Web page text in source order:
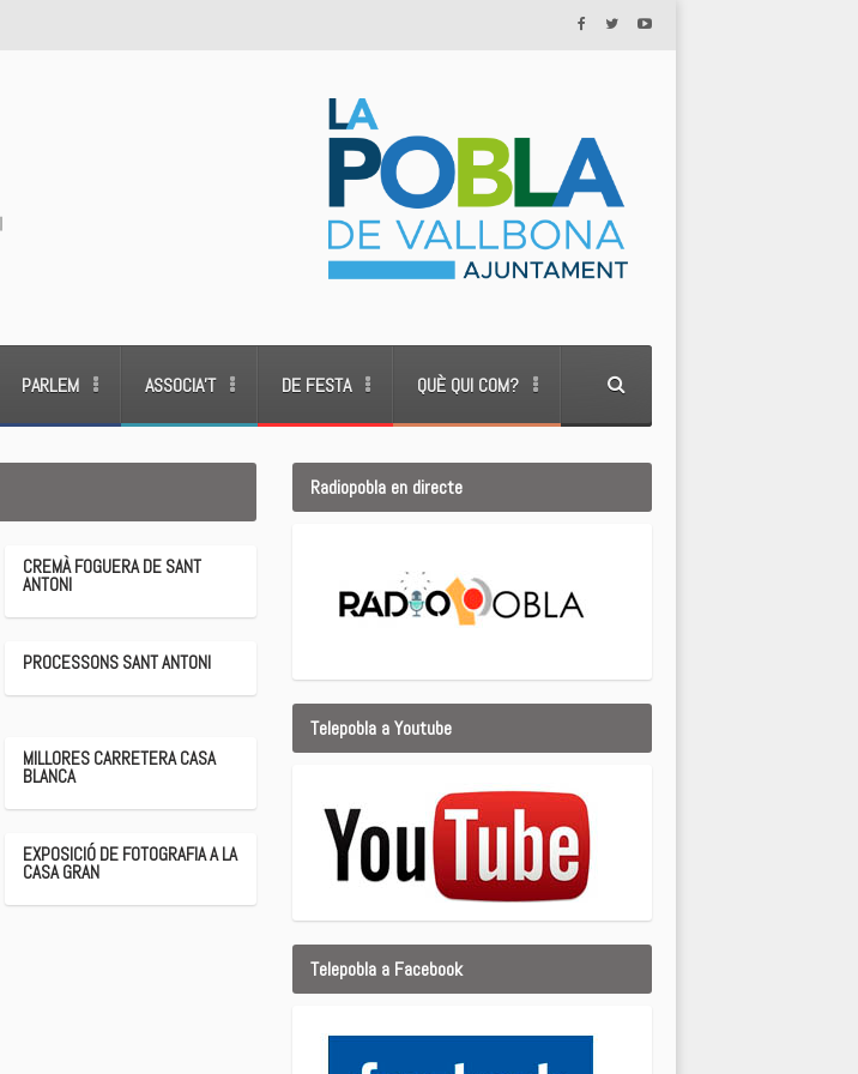
PARLEM ASSOCIA’T DE FESTA QUÈ QUI COM?
CREMÀ FOGUERA DE SANT
ANTONI
PROCESSONS SANT ANTONI
MILLORES CARRETERA CASA
BLANCA
EXPOSICIÓ DE FOTOGRAFIA A LA
CASA GRAN
Radiopobla en directe
Telepobla a Youtube
Telepobla a Facebook